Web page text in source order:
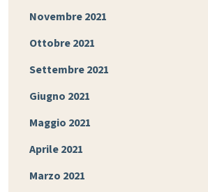
Novembre 2021
Ottobre 2021
Settembre 2021
Giugno 2021
Maggio 2021
Aprile 2021
Marzo 2021